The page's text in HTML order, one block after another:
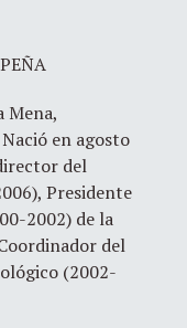
Mena,
en agosto
del
Presidente
2002) de la
del
(2002-